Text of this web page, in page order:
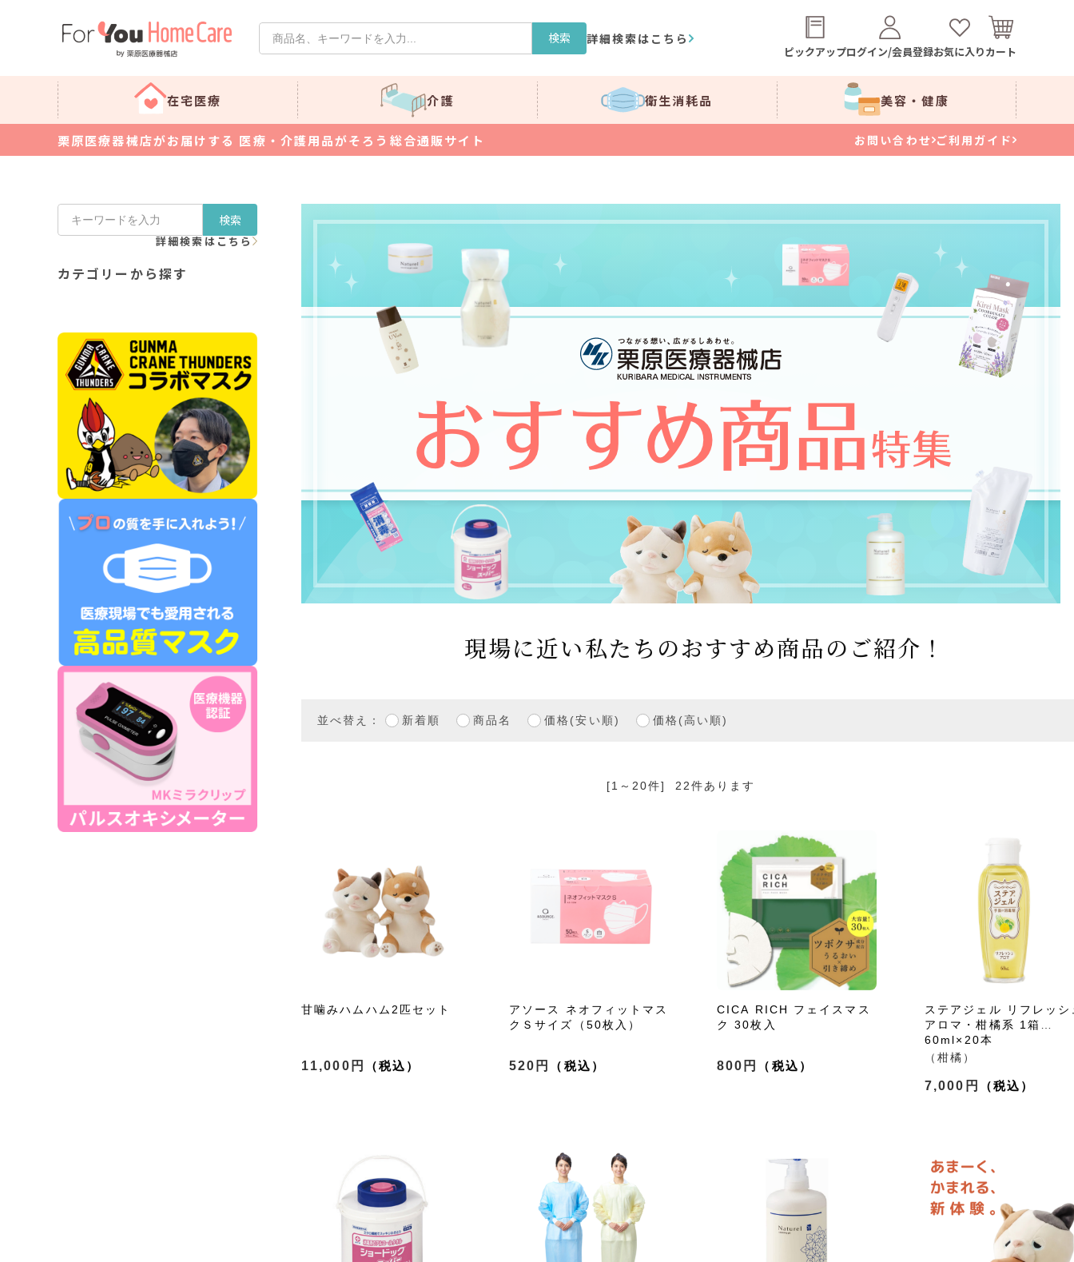
検索 詳細検索はこちら
ピックアップログイン/会員登録お気に入りカート
在宅医療 介護 衛生消耗品 美容・健康
栗原医療器械店がお届けする 医療・介護用品がそろう総合通販サイト お問い合わせ ご利用ガイド
検索
詳細検索はこちら
カテゴリーから探す
現場に近い私たちのおすすめ商品のご紹介！
並べ替え： 新着順 商品名 価格(安い順) 価格(高い順)
[1～20件] 22件あります
甘噛みハムハム2匹セット
11,000円
アソース ネオフィットマス
クＳサイズ（50枚入）
520円
CICA RICH フェイスマス
ク 30枚入
800円
ステアジェル リフレッシ
アロマ・柑橘系 1箱
60ml×20本
（柑橘）
7,000円